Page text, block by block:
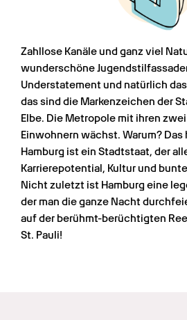
Zahllose Kanäle und ganz viel
wunderschöne
Understatement und natürlich
das sind die Markenzeichen der
Elbe. Die Metropole mit ihren
Einwohnern wächst. Warum?
Hamburg ist ein Stadtstaat, der
Karrierepotential, Kultur und
Nicht zuletzt ist Hamburg eine
der man die ganze Nacht
auf der berühmt-berüchtigten
St. Pauli!